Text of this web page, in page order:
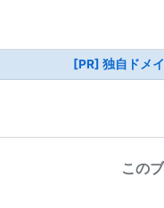
[PR] 独自ドメ
この